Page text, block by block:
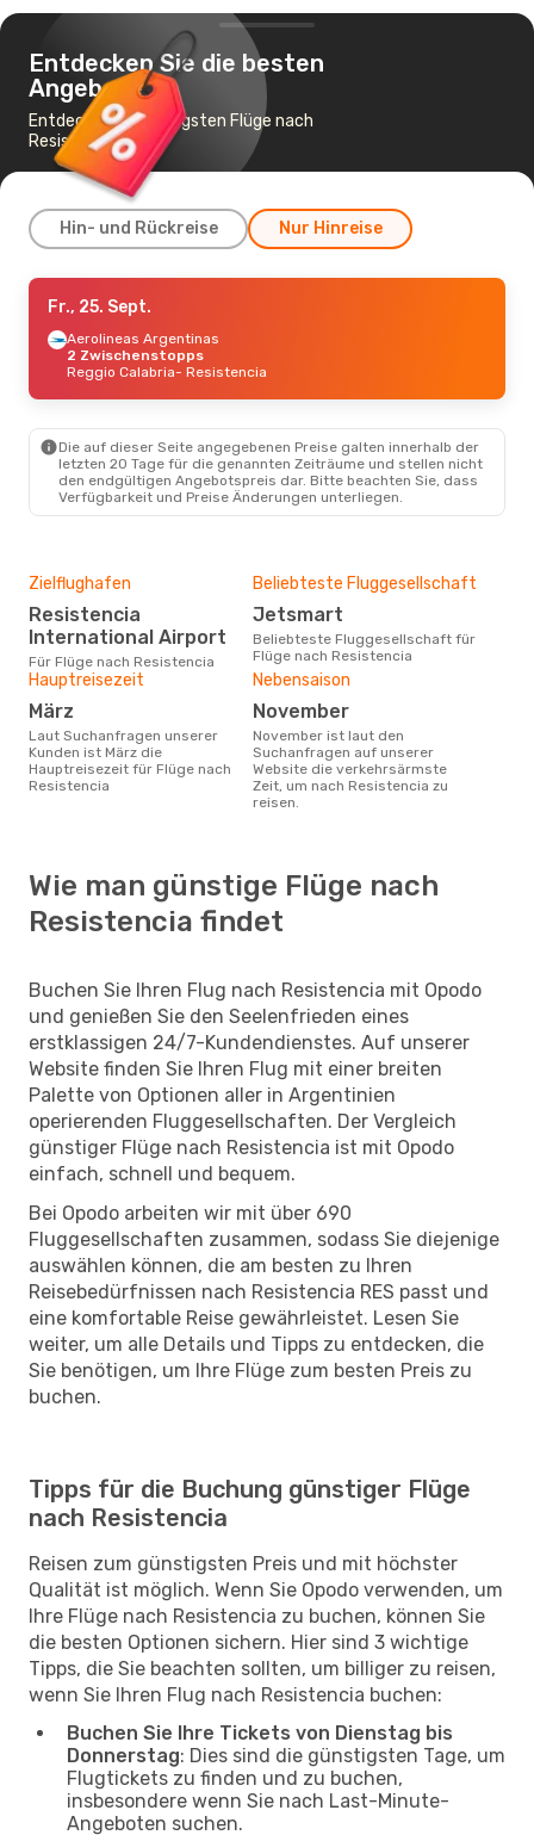
Entdecken Sie die besten
Angebote
Entdecke die günstigsten Flüge nach
Resistencia
Hin- und Rückreise Nur Hinreise
So., 6. Sept.- Di., 8. Sept.
Jetsmart AirlinesDirekt
Buenos Aires- Resistencia
Jetsmart AirlinesDirekt
Sa., 19. Sept.- So., 27. Sept.
Lufthansa2 Zwischenstopps
Nürnberg- Resistencia
Aerolineas Argentinas
Fr., 25. Sept.
Aerolineas Argentinas
2 Zwischenstopps
Reggio Calabria- Resistencia
Die auf dieser Seite angegebenen Preise galten innerhalb der
letzten 20 Tage für die genannten Zeiträume und stellen nicht
den endgültigen Angebotspreis dar. Bitte beachten Sie, dass
Verfügbarkeit und Preise Änderungen unterliegen.
Zielflughafen
Resistencia
International Airport
Für Flüge nach Resistencia
Beliebteste Fluggesellschaft
Jetsmart
Beliebteste Fluggesellschaft für
Flüge nach Resistencia
Hauptreisezeit
März
Laut Suchanfragen unserer
Kunden ist März die
Hauptreisezeit für Flüge nach
Resistencia
Nebensaison
November
November ist laut den
Suchanfragen auf unserer
Website die verkehrsärmste
Zeit, um nach Resistencia zu
reisen.
Wie man günstige Flüge nach
Resistencia findet
Buchen Sie Ihren Flug nach Resistencia mit Opodo
und genießen Sie den Seelenfrieden eines
erstklassigen 24/7-Kundendienstes. Auf unserer
Website finden Sie Ihren Flug mit einer breiten
Palette von Optionen aller in Argentinien
operierenden Fluggesellschaften. Der Vergleich
günstiger Flüge nach Resistencia ist mit Opodo
einfach, schnell und bequem.
Bei Opodo arbeiten wir mit über 690
Fluggesellschaften zusammen, sodass Sie diejenige
auswählen können, die am besten zu Ihren
Reisebedürfnissen nach Resistencia RES passt und
eine komfortable Reise gewährleistet. Lesen Sie
weiter, um alle Details und Tipps zu entdecken, die
Sie benötigen, um Ihre Flüge zum besten Preis zu
buchen.
Tipps für die Buchung günstiger Flüge
nach Resistencia
Reisen zum günstigsten Preis und mit höchster
Qualität ist möglich. Wenn Sie Opodo verwenden, um
Ihre Flüge nach Resistencia zu buchen, können Sie
die besten Optionen sichern. Hier sind 3 wichtige
Tipps, die Sie beachten sollten, um billiger zu reisen,
wenn Sie Ihren Flug nach Resistencia buchen:
Buchen Sie Ihre Tickets von Dienstag bis
Donnerstag: Dies sind die günstigsten Tage, um
Flugtickets zu finden und zu buchen,
insbesondere wenn Sie nach Last-Minute-
Angeboten suchen.